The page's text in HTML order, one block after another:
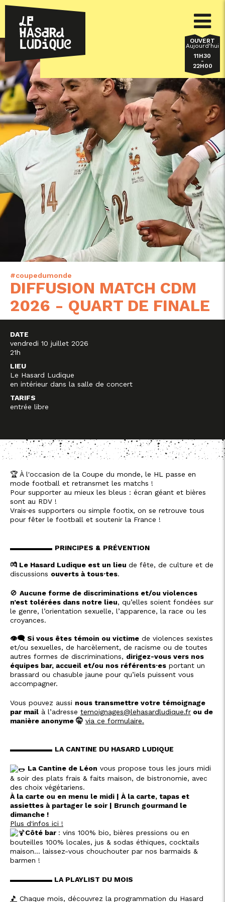
OUVERT
Aujourd'hui
11H30
-
22H00
#coupedumonde
DIFFUSION MATCH CDM
2026 - QUART DE FINALE
DATE
vendredi 10 juillet 2026
21h
LIEU
Le Hasard Ludique
en intérieur dans la salle de concert
TARIFS
entrée libre
🏆 À l'occasion de la Coupe du monde, le HL passe en
mode football et retransmet les matchs !
Pour supporter au mieux les bleus : écran géant et bières
sont au RDV !
Vrais·es supporters ou simple footix, on se retrouve tous
pour fêter le football et soutenir la France !
▬▬▬▬▬▬ PRINCIPES & PRÉVENTION
💏 Le Hasard Ludique est un lieu de fête, de culture et de
discussions ouverts à tous·tes.
🚫 Aucune forme de discriminations et/ou violences
n’est tolérées dans notre lieu, qu’elles soient fondées sur
le genre, l’orientation sexuelle, l’apparence, la race ou les
croyances.
👁️‍🗨️ Si vous êtes témoin ou victime de violences sexistes
et/ou sexuelles, de harcèlement, de racisme ou de toutes
autres formes de discriminations, dirigez-vous vers nos
équipes bar, accueil et/ou nos référents·es portant un
brassard ou chasuble jaune pour qu’iels puissent vous
accompagner.
Vous pouvez aussi nous transmettre votre témoignage
par mail à l’adresse temoignages@lehasardludique.fr ou de
manière anonyme 🤫 via ce formulaire.
▬▬▬▬▬▬ LA CANTINE DU HASARD LUDIQUE
La Cantine de Léon vous propose tous les jours midi
& soir des plats frais & faits maison, de bistronomie, avec
des choix végétariens.
À la carte ou en menu le midi | À la carte, tapas et
assiettes à partager le soir | Brunch gourmand le
dimanche !
Plus d'infos ici !
Côté bar : vins 100% bio, bières pressions ou en
bouteilles 100% locales, jus & sodas éthiques, cocktails
maison… laissez-vous chouchouter par nos barmaids &
barmen !
▬▬▬▬▬▬ LA PLAYLIST DU MOIS
🎵 Chaque mois, découvrez la programmation du Hasard